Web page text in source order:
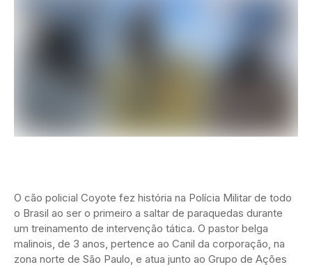
O cão policial Coyote fez história na Polícia Militar de todo
o Brasil ao ser o primeiro a saltar de paraquedas durante
um treinamento de intervenção tática. O pastor belga
malinois, de 3 anos, pertence ao Canil da corporação, na
zona norte de São Paulo, e atua junto ao Grupo de Ações